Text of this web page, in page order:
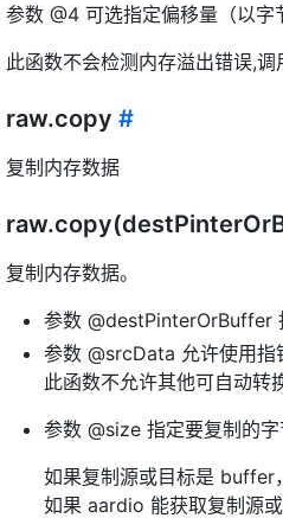
参数 @4 可选指定偏移量（以字
此函数不会检测内存溢出错误,
raw.copy #
复制内存数据
复制内存数据。
参数 @destPinterOrBuffer
参数 @srcData 允许使用
此函数不允许其他可自动转
参数 @size 指定要复制的字
如果复制源或目标是 buffer
如果 aardio 能获取复制源